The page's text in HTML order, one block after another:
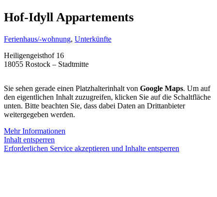
Hof-Idyll Appartements
Ferienhaus/-wohnung, Unterkünfte
Heiligengeisthof 16
18055 Rostock – Stadtmitte
Sie sehen gerade einen Platzhalterinhalt von Google Maps. Um auf
den eigentlichen Inhalt zuzugreifen, klicken Sie auf die Schaltfläche
unten. Bitte beachten Sie, dass dabei Daten an Drittanbieter
weitergegeben werden.
Mehr Informationen
Inhalt entsperren
Erforderlichen Service akzeptieren und Inhalte entsperren